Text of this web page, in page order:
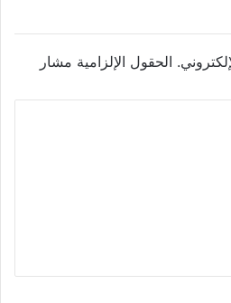
الحقول الإلزامية مشار